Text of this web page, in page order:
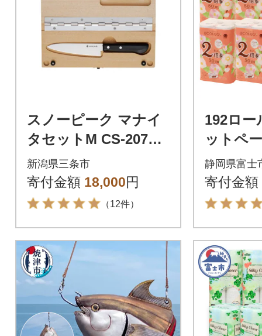
スノーピーク マナイ
タセットM CS-207
【020S035】
新潟県三条市
寄付金額 18,000円
（12件）
192ロー
ットペ
96ロー
2倍巻き
4)
静岡県富士
寄付金額